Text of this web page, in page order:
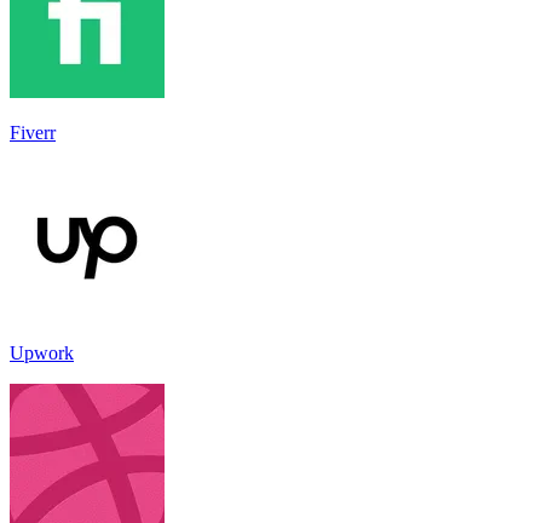
Fiverr
Upwork